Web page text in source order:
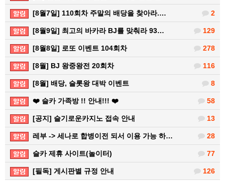
2
[8월7일] 110회차 주말의 배당을 찾아라.…
129
[8월9일] 최고의 바카라 BJ를 맞춰라 93…
278
[8월8일] 로또 이벤트 104회차
116
[8월] BJ 왕중왕전 20회차
8
[8월] 배당, 슬롯왕 대박 이벤트
58
❤️ 슬카 가족방 !! 안내!!! ❤️
13
[공지] 슬기로운카지노 접속 안내
28
레부 -> 세나로 합병이전 되서 이용 가능 하…
77
슬카 제휴 사이트(놀이터)
126
[필독] 게시판별 규정 안내